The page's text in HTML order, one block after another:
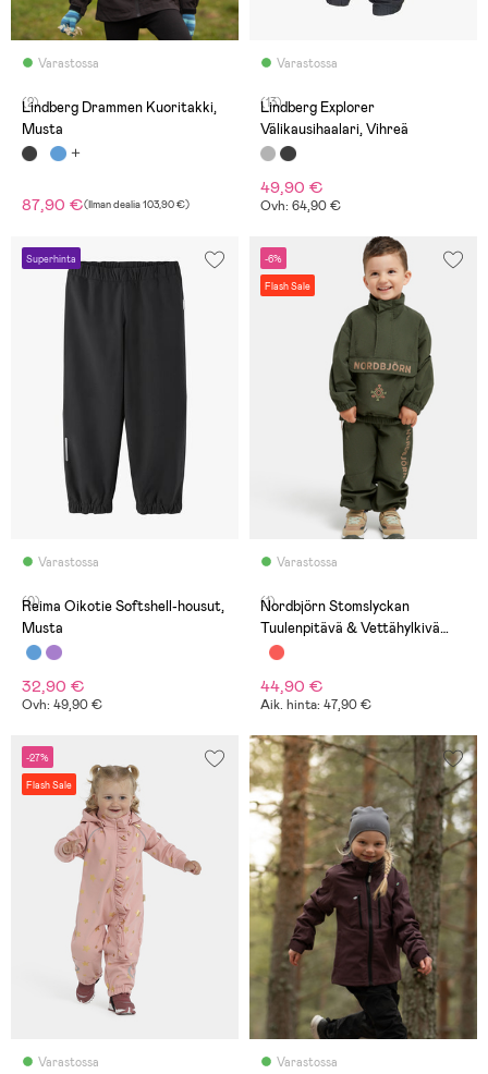
Varastossa
(2)
Lindberg Drammen Kuoritakki,
Musta
87,90 €(Ilman dealia103,90 €)
Varastossa
(13)
Lindberg Explorer
Välikausihaalari, Vihreä
49,90 €
Ovh: 64,90 €
Superhinta
Varastossa
(0)
Reima Oikotie Softshell-housut,
Musta
32,90 €
Ovh: 49,90 €
-6%
Flash Sale
Varastossa
(1)
Nordbjörn Stomslyckan
Tuulenpitävä & Vettähylkivä
Vaatesetti, Deep Depths
44,90 €
Aik. hinta: 47,90 €
-27%
Flash Sale
Varastossa Varastossa